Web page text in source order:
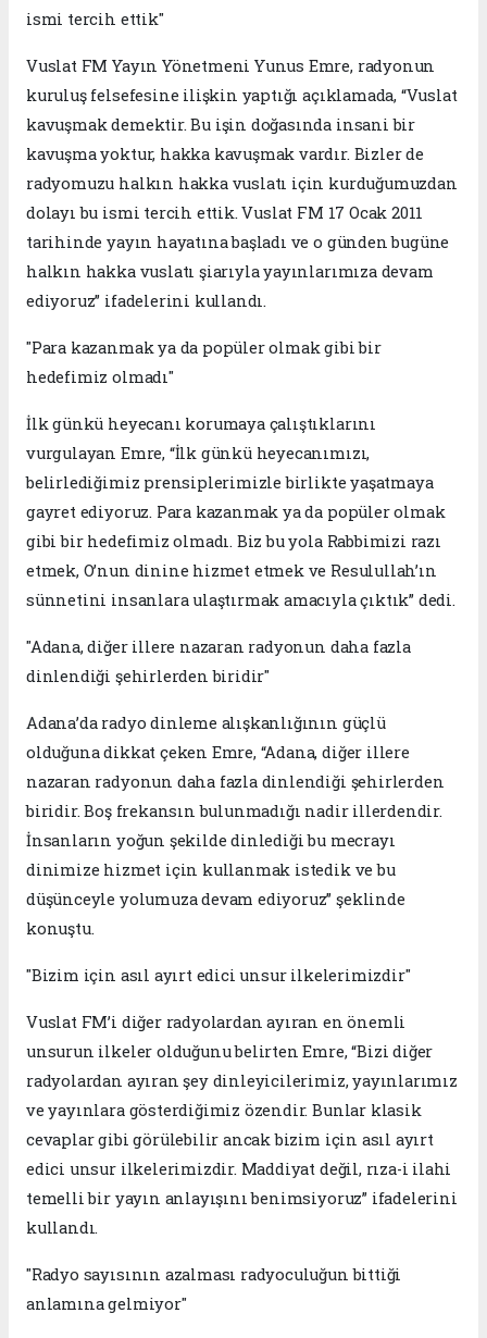
ismi tercih ettik"
Vuslat FM Yayın Yönetmeni Yunus Emre, radyonun
kuruluş felsefesine ilişkin yaptığı açıklamada, “Vuslat
kavuşmak demektir. Bu işin doğasında insani bir
kavuşma yoktur, hakka kavuşmak vardır. Bizler de
radyomuzu halkın hakka vuslatı için kurduğumuzdan
dolayı bu ismi tercih ettik. Vuslat FM 17 Ocak 2011
tarihinde yayın hayatına başladı ve o günden bugüne
halkın hakka vuslatı şiarıyla yayınlarımıza devam
ediyoruz” ifadelerini kullandı.
"Para kazanmak ya da popüler olmak gibi bir
hedefimiz olmadı"
İlk günkü heyecanı korumaya çalıştıklarını
vurgulayan Emre, “İlk günkü heyecanımızı,
belirlediğimiz prensiplerimizle birlikte yaşatmaya
gayret ediyoruz. Para kazanmak ya da popüler olmak
gibi bir hedefimiz olmadı. Biz bu yola Rabbimizi razı
etmek, O’nun dinine hizmet etmek ve Resulullah’ın
sünnetini insanlara ulaştırmak amacıyla çıktık” dedi.
"Adana, diğer illere nazaran radyonun daha fazla
dinlendiği şehirlerden biridir"
Adana’da radyo dinleme alışkanlığının güçlü
olduğuna dikkat çeken Emre, “Adana, diğer illere
nazaran radyonun daha fazla dinlendiği şehirlerden
biridir. Boş frekansın bulunmadığı nadir illerdendir.
İnsanların yoğun şekilde dinlediği bu mecrayı
dinimize hizmet için kullanmak istedik ve bu
düşünceyle yolumuza devam ediyoruz” şeklinde
konuştu.
"Bizim için asıl ayırt edici unsur ilkelerimizdir"
Vuslat FM’i diğer radyolardan ayıran en önemli
unsurun ilkeler olduğunu belirten Emre, “Bizi diğer
radyolardan ayıran şey dinleyicilerimiz, yayınlarımız
ve yayınlara gösterdiğimiz özendir. Bunlar klasik
cevaplar gibi görülebilir ancak bizim için asıl ayırt
edici unsur ilkelerimizdir. Maddiyat değil, rıza-i ilahi
temelli bir yayın anlayışını benimsiyoruz” ifadelerini
kullandı.
"Radyo sayısının azalması radyoculuğun bittiği
anlamına gelmiyor"